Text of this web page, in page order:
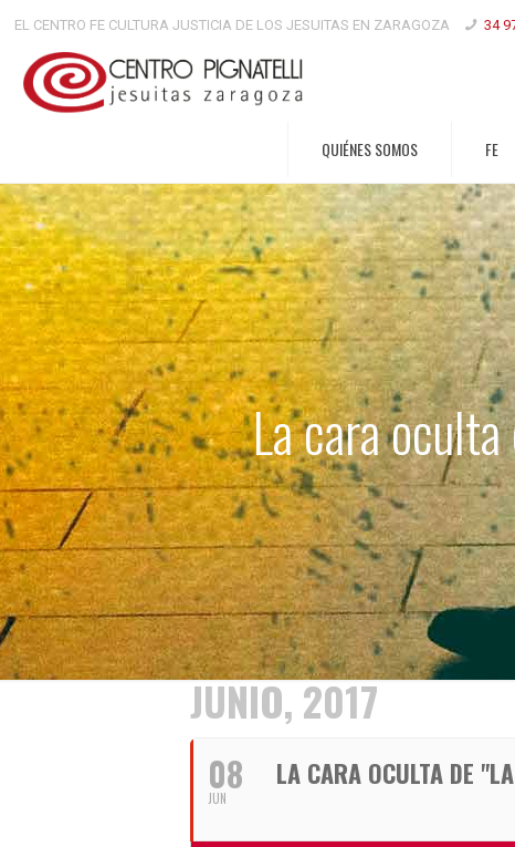
EL CENTRO FE CULTURA JUSTICIA DE LOS JESUITAS EN ZARAGOZA 34
QUIÉNES SOMOS FE
La cara
JUNIO, 2017
08
JUN
LA CARA OCULTA DE